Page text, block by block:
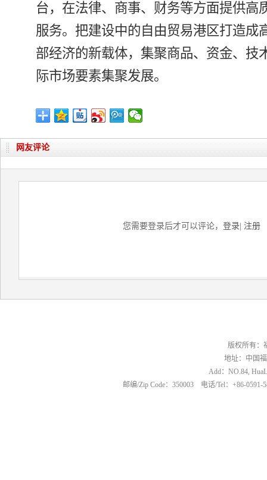
台，在法律、商事、财务等方面提供高
服务。把建设中的自由贸易港区打造成
部经济的新载体，集聚商品、资金、技
际市场要素集聚发展。
网友评论
您需要登录后才可以评论， 登录 注册
版权所有：
地址：中国
Add：NO.84,
邮编/Zip Code：350003 电话/Tel：+86-0591-